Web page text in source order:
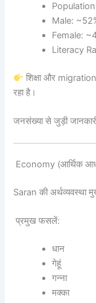
Male:
Female:
Literacy
शिक्षा और
रहा है।
जनसंख्या से जुड़ी
Economy (आर्थिक
Saran की अर्थव्यवस्था
प्रमुख फसलें:
धान
गेहूं
गन्ना
मक्का